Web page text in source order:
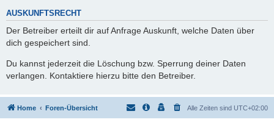
AUSKUNFTSRECHT
Der Betreiber erteilt dir auf Anfrage Auskunft, welche Daten über
dich gespeichert sind.
Du kannst jederzeit die Löschung bzw. Sperrung deiner Daten
verlangen. Kontaktiere hierzu bitte den Betreiber.
Home Foren-Übersicht Alle Zeiten sind UTC+02:00